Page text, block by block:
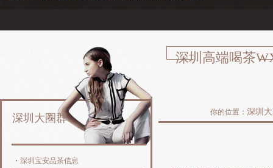
深圳大圈群
深圳宝安品茶信息
深圳高端喝茶
你的位置： 深圳